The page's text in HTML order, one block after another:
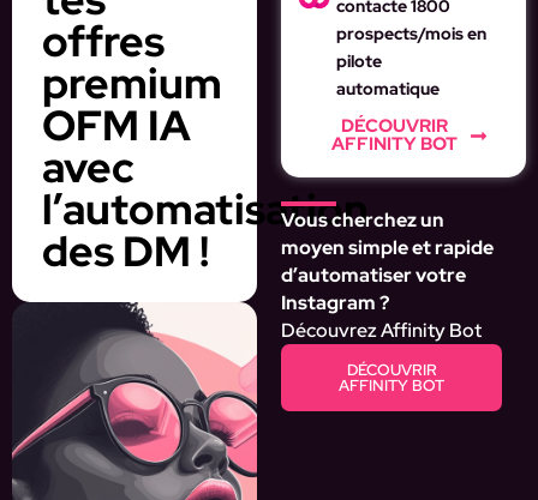
offres
premium
OFM IA
avec
l’automatisation
des DM !
contacte 1800
prospects/mois en
pilote
automatique
DÉCOUVRIR
AFFINITY BOT
Vous cherchez un
moyen simple et rapide
d’automatiser votre
Instagram ?
Découvrez Affinity Bot
DÉCOUVRIR
AFFINITY BOT